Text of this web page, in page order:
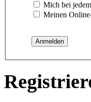
Mich bei
Meinen